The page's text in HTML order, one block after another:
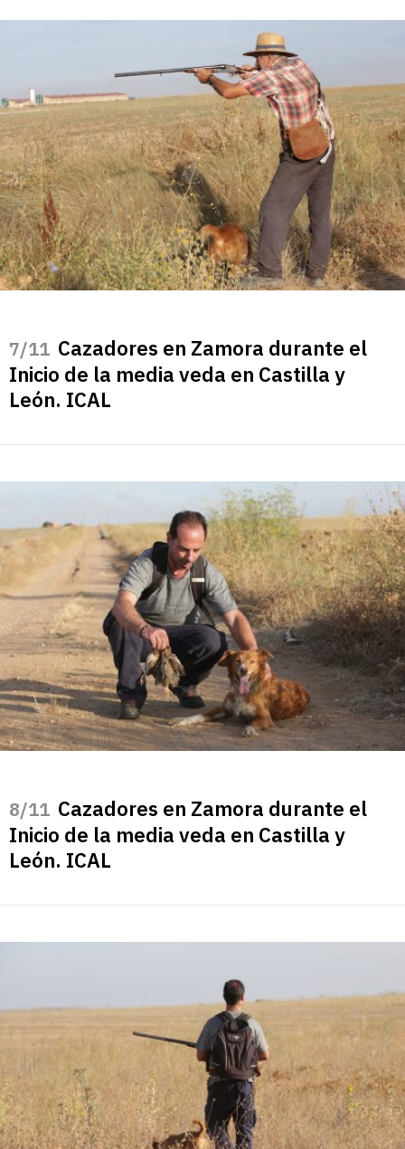
/11 Cazadores en Zamora durante el
Inicio de la media veda en Castilla y
León. ICAL
/11 Cazadores en Zamora durante el
Inicio de la media veda en Castilla y
León. ICAL